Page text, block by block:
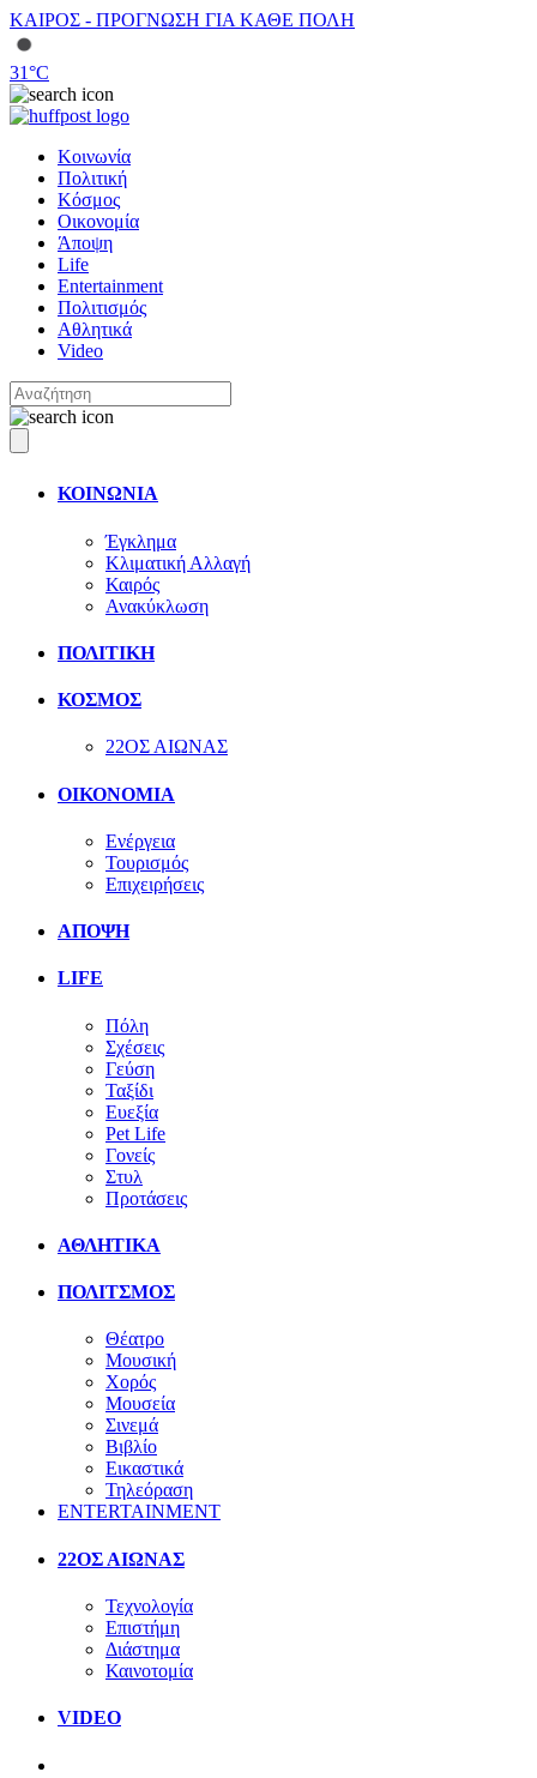
ΚΑΙΡΟΣ - ΠΡΟΓΝΩΣΗ ΓΙΑ ΚΑΘΕ ΠΟΛΗ
31°C
Κοινωνία
Πολιτική
Κόσμος
Οικονομία
Άποψη
Life
Entertainment
Πολιτισμός
Αθλητικά
Video
ΚΟΙΝΩΝΙΑ
Έγκλημα
Κλιματική Αλλαγή
Καιρός
Ανακύκλωση
ΠΟΛΙΤΙΚΗ
ΚΟΣΜΟΣ
22ΟΣ ΑΙΩΝΑΣ
ΟΙΚΟΝΟΜΙΑ
Ενέργεια
Τουρισμός
Επιχειρήσεις
ΑΠΟΨΗ
LIFE
Πόλη
Σχέσεις
Γεύση
Ταξίδι
Ευεξία
Pet Life
Γονείς
Στυλ
Προτάσεις
ΑΘΛΗΤΙΚΑ
ΠΟΛΙΤΣΜΟΣ
Θέατρο
Μουσική
Χορός
Μουσεία
Σινεμά
Βιβλίο
Εικαστικά
Τηλεόραση
ENTERTAINMENT
22ΟΣ ΑΙΩΝΑΣ
Τεχνολογία
Επιστήμη
Διάστημα
Καινοτομία
VIDEO